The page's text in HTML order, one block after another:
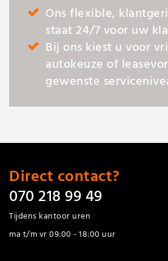
Ons flexible,
staat 24/7 voor uw
Bij ons kiest u voor
autokeuze of
gewenste
Direct contact?
070 218 99 49
Tijdens kantoor uren
ma t/m vr 09:00 - 18:00 uur